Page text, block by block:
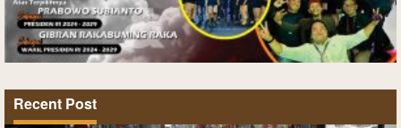
Recent Post